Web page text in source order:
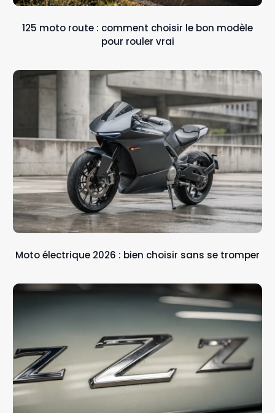
125 moto route : comment choisir le bon modèle
pour rouler vrai
Moto électrique 2026 : bien choisir sans se tromper